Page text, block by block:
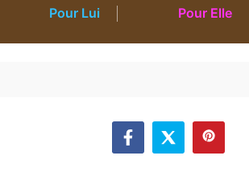
Pour Lui Pour Elle